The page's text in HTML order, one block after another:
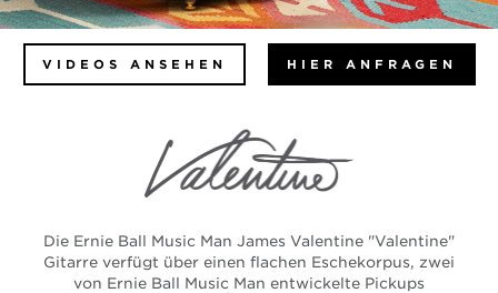
VIDEOS ANSEHEN HIER ANFRAGEN
Die Ernie Ball Music Man James Valentine "Valentine"
Gitarre verfügt über einen flachen Eschekorpus, zwei
von Ernie Ball Music Man entwickelte Pickups